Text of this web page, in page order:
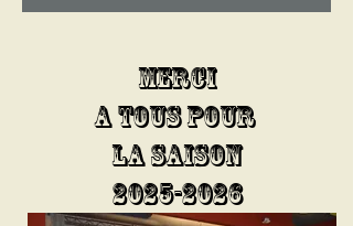
MERCI
A TOUS pour
la SAISON
2025-2026